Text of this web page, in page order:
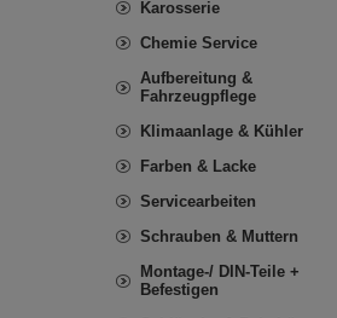
Karosserie
Chemie Service
Aufbereitung &
Fahrzeugpflege
Klimaanlage & Kühler
Farben & Lacke
Servicearbeiten
Schrauben & Muttern
Montage-/ DIN-Teile +
Befestigen